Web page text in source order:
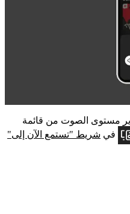
مستوى الصوت من قائمة
في شريط "تستمع الآن إلى"